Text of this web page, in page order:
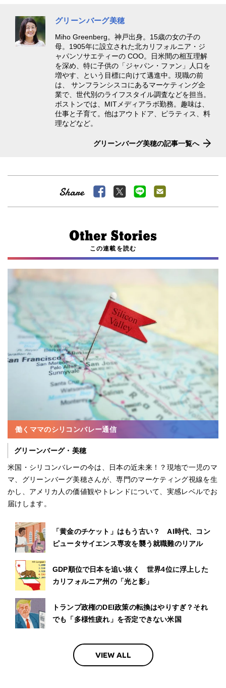
グリーンバーグ美穂
Miho Greenberg。神戸出身。15歳の女の子の
母。1905年に設立された北カリフォルニア・ジ
ャパンソサエティーの COO。日米間の相互理解
を深め、特に子供の「ジャパン・ファン」人口を
増やす、という目標に向けて邁進中。現職の前
は、 サンフランシスコにあるマーケティング企
業で、世代別のライフスタイル調査などを担当。
ボストンでは、MITメディアラボ勤務。趣味は、
仕事と子育て。他はアウトドア、ピラティス、料
理などなど。
グリーンバーグ美穂の記事一覧へ
この連載を読む
働くママのシリコンバレー通信
グリーンバーグ・美穂
米国・シリコンバレーの今は、日本の近未来！？現地で一児のマ
マ、グリーンバーグ美穂さんが、専門のマーケティング視線を生
かし、アメリカ人の価値観やトレンドについて、実感レベルでお
届けします。
「黄金のチケット」はもう古い？ AI時代、コン
ピュータサイエンス専攻を襲う就職難のリアル
GDP順位で日本を追い抜く 世界4位に浮上した
カリフォルニア州の「光と影」
トランプ政権のDEI政策の転換はやりすぎ？それ
でも「多様性疲れ」を否定できない米国
VIEW ALL